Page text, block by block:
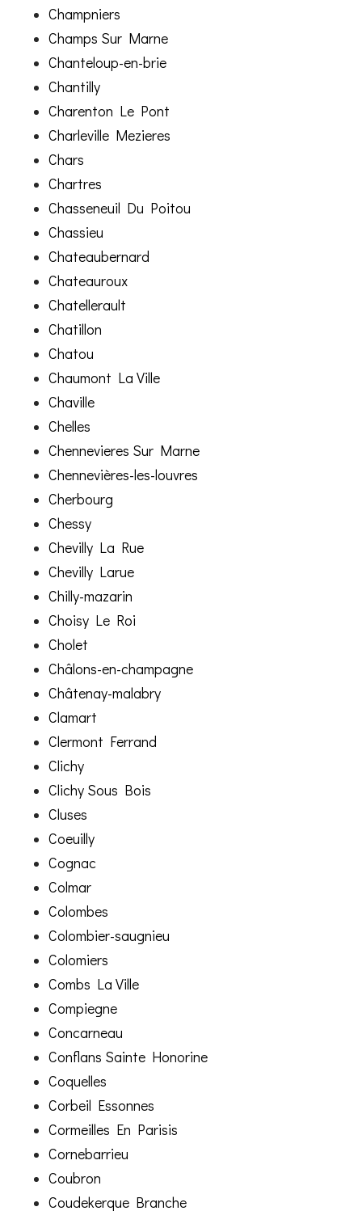
Champniers
Champs Sur Marne
Chanteloup-en-brie
Chantilly
Charenton Le Pont
Charleville Mezieres
Chars
Chartres
Chasseneuil Du Poitou
Chassieu
Chateaubernard
Chateauroux
Chatellerault
Chatillon
Chatou
Chaumont La Ville
Chaville
Chelles
Chennevieres Sur Marne
Chennevières-les-louvres
Cherbourg
Chessy
Chevilly La Rue
Chevilly Larue
Chilly-mazarin
Choisy Le Roi
Cholet
Châlons-en-champagne
Châtenay-malabry
Clamart
Clermont Ferrand
Clichy
Clichy Sous Bois
Cluses
Coeuilly
Cognac
Colmar
Colombes
Colombier-saugnieu
Colomiers
Combs La Ville
Compiegne
Concarneau
Conflans Sainte Honorine
Coquelles
Corbeil Essonnes
Cormeilles En Parisis
Cornebarrieu
Coubron
Coudekerque Branche